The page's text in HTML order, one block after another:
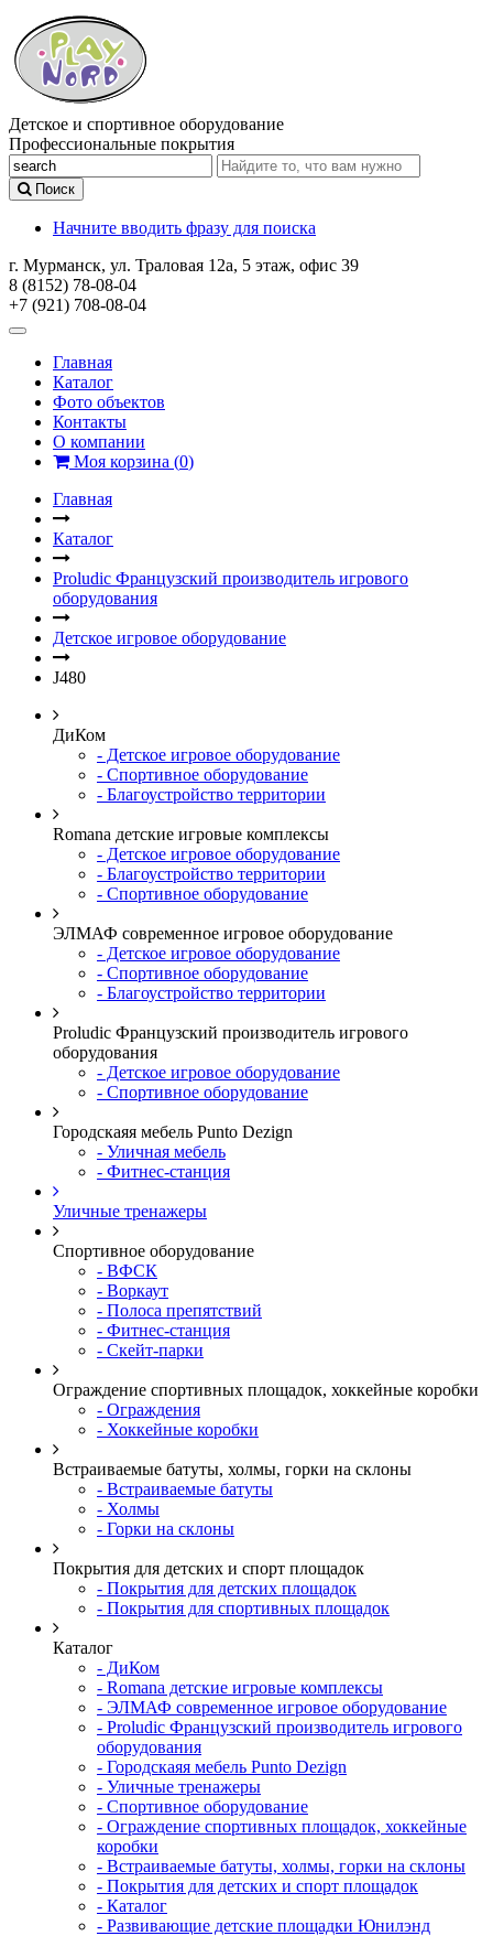
Детское и спортивное оборудование
Профессиональные покрытия
Поиск
Начните вводить фразу для поиска
г. Мурманск, ул. Траловая 12а, 5 этаж, офис 39
8 (8152) 78-08-04
+7 (921) 708-08-04
Главная
Каталог
Фото объектов
Контакты
О компании
Моя корзина (0)
Главная
Каталог
Proludic Французский производитель игрового
оборудования
Детское игровое оборудование
J480
ДиКом
- Детское игровое оборудование
- Спортивное оборудование
- Благоустройство территории
Romana детские игровые комплексы
- Детское игровое оборудование
- Благоустройство территории
- Спортивное оборудование
ЭЛМАФ современное игровое оборудование
- Детское игровое оборудование
- Спортивное оборудование
- Благоустройство территории
Proludic Французский производитель игрового
оборудования
- Детское игровое оборудование
- Спортивное оборудование
Городскаяя мебель Punto Dezign
- Уличная мебель
- Фитнес-станция
Уличные тренажеры
Спортивное оборудование
- ВФСК
- Воркаут
- Полоса препятствий
- Фитнес-станция
- Скейт-парки
Ограждение спортивных площадок, хоккейные коробки
- Ограждения
- Хоккейные коробки
Встраиваемые батуты, холмы, горки на склоны
- Встраиваемые батуты
- Холмы
- Горки на склоны
Покрытия для детских и спорт площадок
- Покрытия для детских площадок
- Покрытия для спортивных площадок
Каталог
- ДиКом
- Romana детские игровые комплексы
- ЭЛМАФ современное игровое оборудование
- Proludic Французский производитель игрового
оборудования
- Городскаяя мебель Punto Dezign
- Уличные тренажеры
- Спортивное оборудование
- Ограждение спортивных площадок, хоккейные
коробки
- Встраиваемые батуты, холмы, горки на склоны
- Покрытия для детских и спорт площадок
- Каталог
- Развивающие детские площадки Юнилэнд